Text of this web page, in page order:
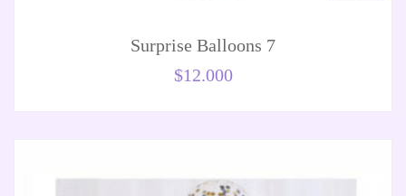
Surprise Balloons 7
$12.000